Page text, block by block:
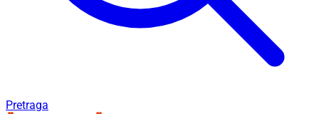
Pretraga